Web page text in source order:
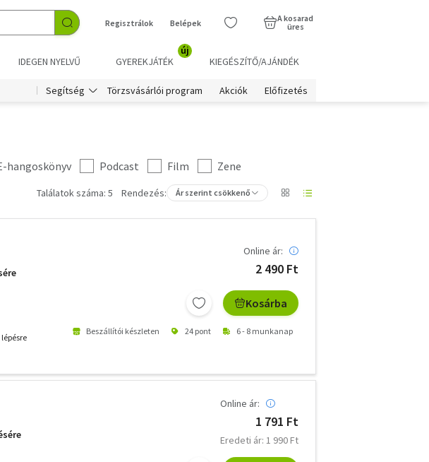
Regisztrálok Belépek
A kosarad
üres
IDEGEN NYELVŰ GYEREKJÁTÉK
új
KIEGÉSZÍTŐ/AJÁNDÉK
Segítség Törzsvásárlói program Akciók Előfizetés
hangoskönyv Podcast Film
Zene
Találatok száma: 5 Rendezés: Ár szerint csökkenő
Online ár:
2 490 Ft
Kosárba
Beszállítói készleten 24 pont 6 - 8 munkanap
Online ár:
1 791 Ft
Eredeti ár: 1 990 Ft